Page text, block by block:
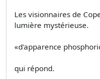
Les visionnaires de
lumière mystérieuse.
«d'apparence
qui répond.